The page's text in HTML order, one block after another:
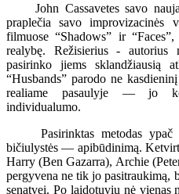
John Cassavetes savo
praplečia savo improvizacinės
filmuose “Shadows” ir
realybę. Režisierius - autorius
pasirinko jiems sklandžiausią
“Husbands” parodo ne
realiame pasaulyje — jo
individualumo.
Pasirinktas metodas ypač
bičiulystės — apibūdinimą.
Harry (Ben Gazarra), Archie
pergyvena ne tik jo pasitraukimą,
senatvei. Po laidotuvių nė vienas